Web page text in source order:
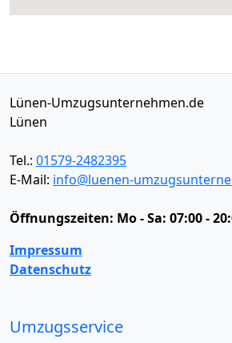
Lünen-Umzugsunternehmen.de
Lünen
Tel.: 01579-2482395
E-Mail: info@luenen-
Öffnungszeiten: Mo - Sa: 07:00 -
Impressum
Datenschutz
Umzugsservice